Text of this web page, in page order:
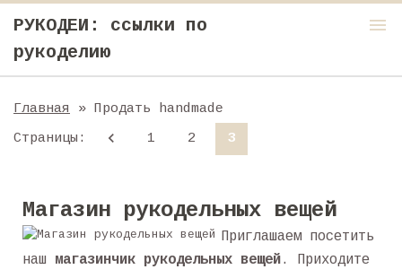
РУКОДЕИ: ссылки по
рукоделию
menu
Главная
» Продать handmade
Страницы : 1 2 3
Магазин рукодельных вещей
Приглашаем посетить
наш магазинчик рукодельных вещей. Приходите